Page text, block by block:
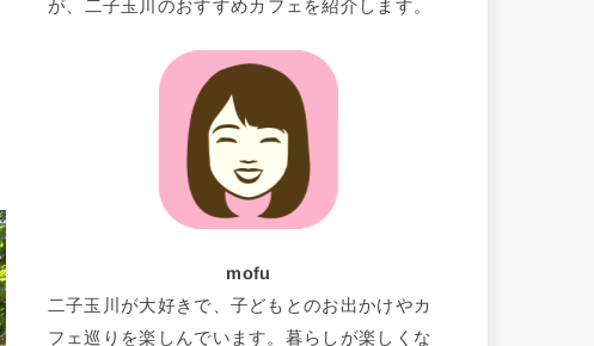
が、二子玉川のおすすめカフェを紹介します。
mofu
二子玉川が大好きで、子どもとのお出かけやカ
フェ巡りを楽しんでいます。暮らしが楽しくな